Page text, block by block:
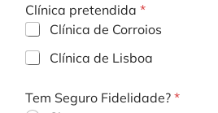
e
g
F
Clínica pretendida*
Clínica de Corroios
Clínica de Lisboa
Tem Seguro Fidelidade?*